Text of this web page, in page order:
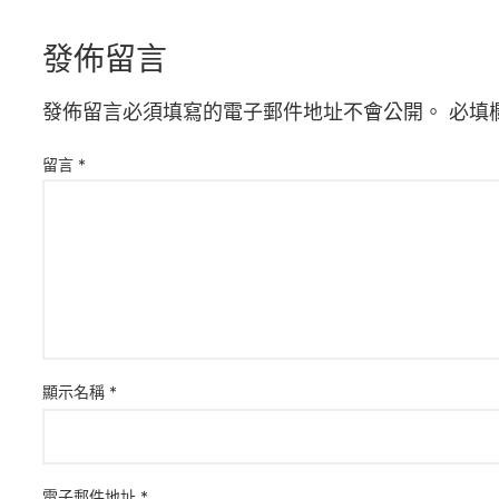
發佈留言
發佈留言必須填寫的電子郵件地址不會公開。 必填
留言 *
顯示名稱 *